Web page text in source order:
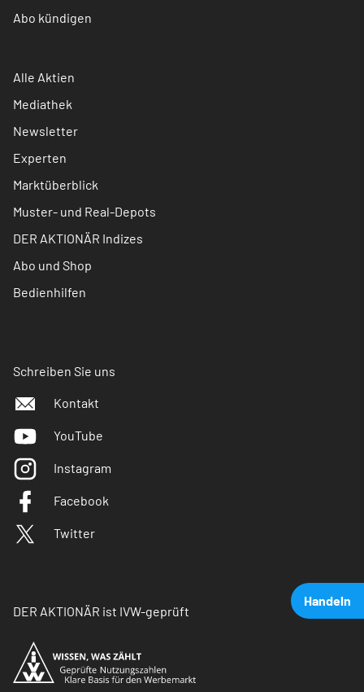
Handeln
Abo kündigen
Alle Aktien
Mediathek
Newsletter
Experten
Marktüberblick
Muster- und Real-Depots
DER AKTIONÄR Indizes
Abo und Shop
Bedienhilfen
Schreiben Sie uns
Kontakt
YouTube
Instagram
Facebook
Twitter
DER AKTIONÄR ist IVW-geprüft